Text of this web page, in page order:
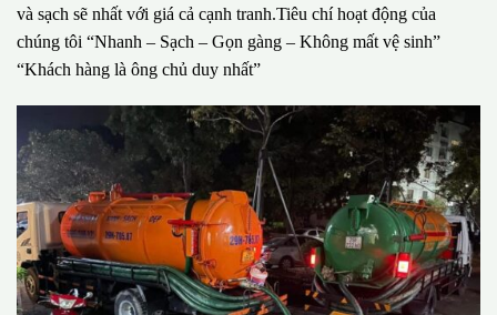
và sạch sẽ nhất với giá cả cạnh tranh.Tiêu chí hoạt động của
chúng tôi “Nhanh – Sạch – Gọn gàng – Không mất vệ sinh”
“Khách hàng là ông chủ duy nhất”